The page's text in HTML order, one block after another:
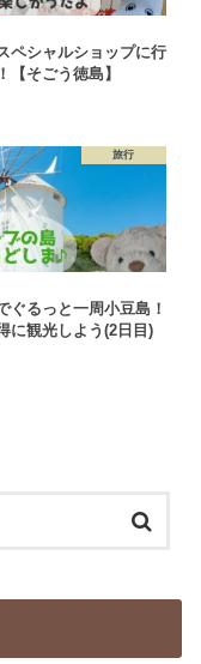
ペシャルショップに行
【そごう徳島】
旅行
ぐるっと一周小豆島！
に観光しよう(2日目)